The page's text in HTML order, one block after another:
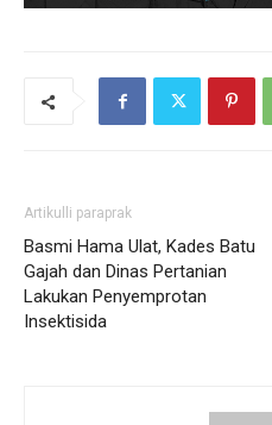
Artikulli paraprak
Basmi Hama Ulat, Kades Batu
Gajah dan Dinas Pertanian
Lakukan Penyemprotan
Insektisida